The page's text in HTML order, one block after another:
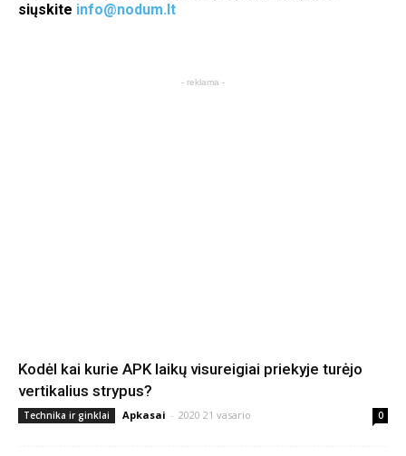
siųskite info@nodum.lt
- reklama -
Kodėl kai kurie APK laikų visureigiai priekyje turėjo
vertikalius strypus?
Technika ir ginklai Apkasai - 2020 21 vasario 0